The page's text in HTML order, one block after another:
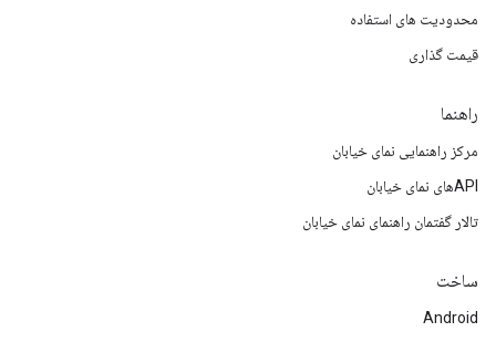
محدودیت های استفاده
قیمت گذاری
راهنما
مرکز راهنمایی نمای خیابان
APIهای نمای خیابان
تالار گفتمان راهنمای نمای خیابان
ساخت
Android